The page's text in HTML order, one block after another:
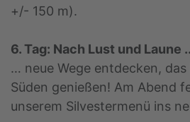
+/- 150 m).
6. Tag: Nach Lust und Laune
… neue Wege entdecken, das
Süden genießen! Am Abend
unserem Silvestermenü ins